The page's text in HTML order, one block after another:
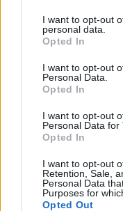
I want to opt-out
personal data.
Opted In
I want to opt-out
Personal Data.
Opted In
I want to opt-out
Personal Data for
Opted In
I want to opt-out
Retention, Sale,
Personal Data
Purposes for
Opted Out
ΡΟΗ ΕΙΔΗΣΕΩΝ